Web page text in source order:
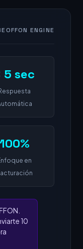
ENGINE
5 sec
100%
en
10